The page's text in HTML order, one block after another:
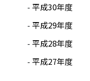
平成30年度
平成29年度
平成28年度
平成27年度